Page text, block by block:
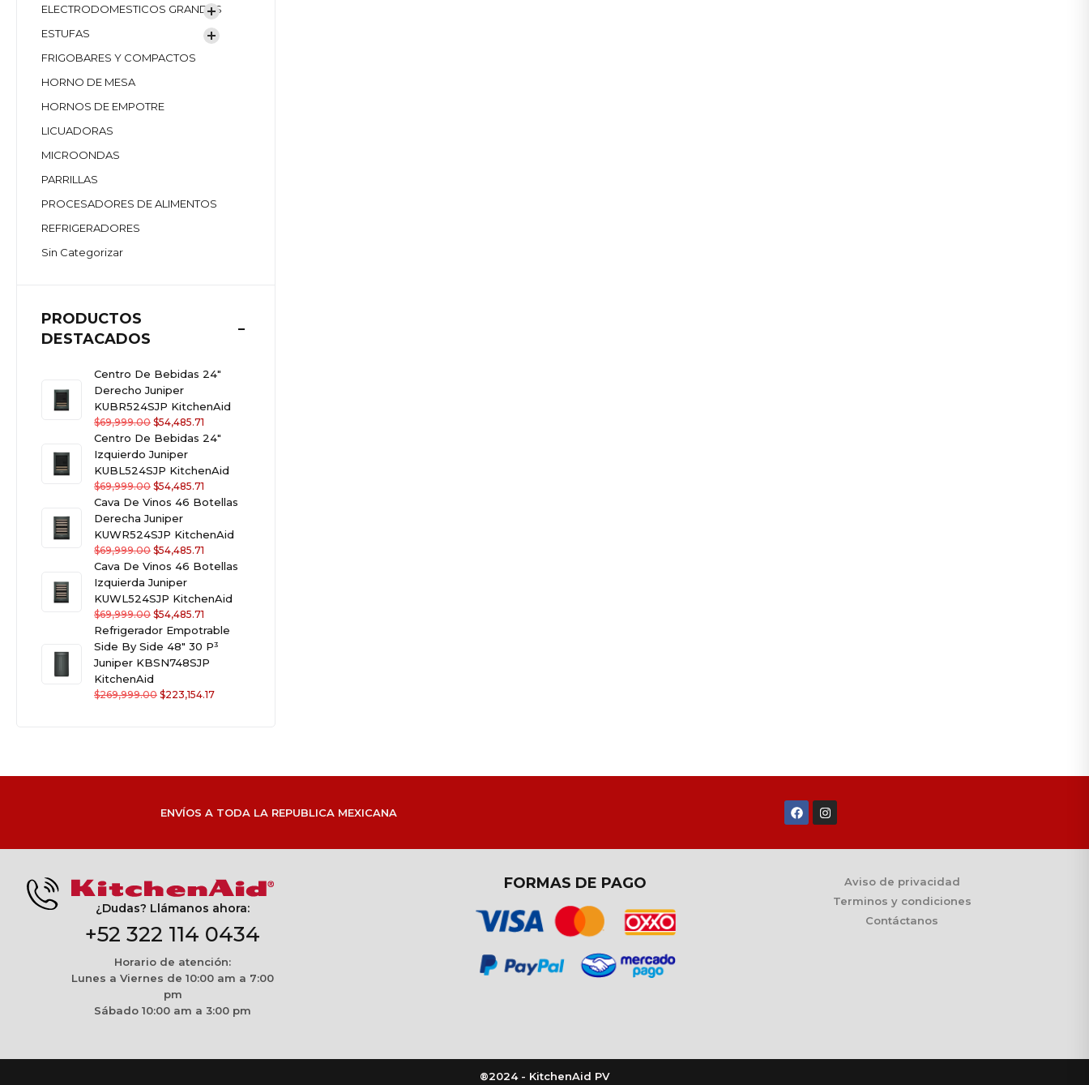
ELECTRODOMESTICOS GRANDES
ESTUFAS
FRIGOBARES Y COMPACTOS
HORNO DE MESA
HORNOS DE EMPOTRE
LICUADORAS
MICROONDAS
PARRILLAS
PROCESADORES DE ALIMENTOS
REFRIGERADORES
Sin Categorizar
PRODUCTOS
DESTACADOS
Centro De Bebidas 24"
Derecho Juniper
KUBR524SJP KitchenAid
$69,999.00 $54,485.71
Centro De Bebidas 24"
Izquierdo Juniper
KUBL524SJP KitchenAid
$69,999.00 $54,485.71
Cava De Vinos 46 Botellas
Derecha Juniper
KUWR524SJP KitchenAid
$69,999.00 $54,485.71
Cava De Vinos 46 Botellas
Izquierda Juniper
KUWL524SJP KitchenAid
$69,999.00 $54,485.71
Refrigerador Empotrable
Side By Side 48" 30 P³
Juniper KBSN748SJP
KitchenAid
$269,999.00 $223,154.17
ENVÍOS A TODA LA REPUBLICA MEXICANA
¿Dudas? Llámanos ahora:
+52 322 114 0434
Horario de atención:
Lunes a Viernes de 10:00 am a 7:00
pm
Sábado 10:00 am a 3:00 pm
FORMAS DE PAGO
Aviso de privacidad
Terminos y condiciones
Contáctanos
®2024 - KitchenAid PV